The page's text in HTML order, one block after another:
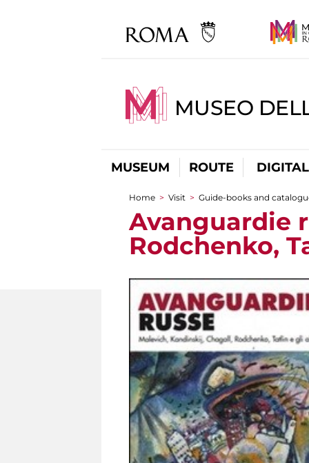
MUSEO
MUSEUM ROUTE
You are here
Home > Visit > Guide-books and
Avanguardie
Rodchenko,